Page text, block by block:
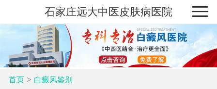
石家庄远大中医皮肤病医院
首页> 白癜风鉴别